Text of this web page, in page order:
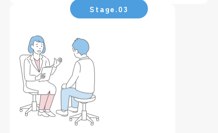
した課題に取り組みます。
また、以前の状態に戻るだけでなく、
これまでの「働き方のクセ」を見直す
ことも重視します。必要に応じて、職
場や主治医とも丁寧に連携し、通勤
訓練や試し出勤などのステップを踏
みながら、安心して戻れる環境を整え
ます。